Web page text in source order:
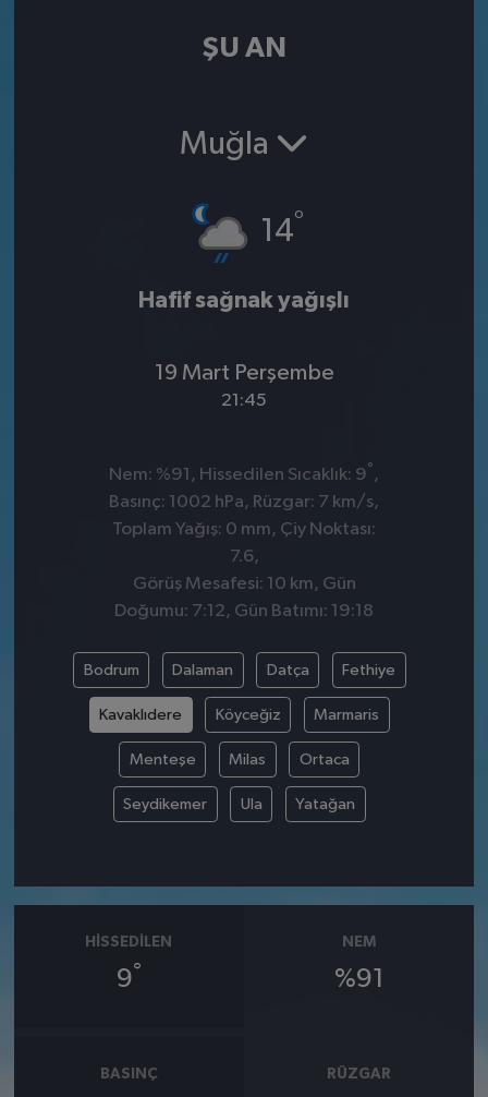
ŞU AN
Muğla
14°
Hafif sağnak yağışlı
19 Mart Perşembe
21:45
Nem: %91, Hissedilen Sıcaklık: 9° ,
Basınç: 1002 hPa, Rüzgar: 7 km/s,
Toplam Yağış: 0 mm, Çiy Noktası:
7.6,
Görüş Mesafesi: 10 km, Gün
Doğumu: 7:12, Gün Batımı: 19:18
Bodrum Dalaman Datça Fethiye
Kavaklıdere Köyceğiz Marmaris
Menteşe Milas Ortaca
Seydikemer Ula Yatağan
HISSEDILEN
9°
NEM
%91
BASINÇ RÜZGAR